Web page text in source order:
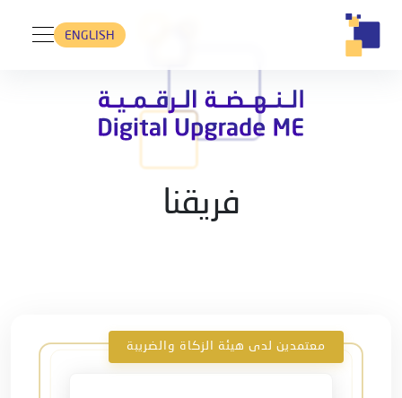
ENGLISH
فريقنا
معتمدين لدى هيئة الزكاة والضريبة